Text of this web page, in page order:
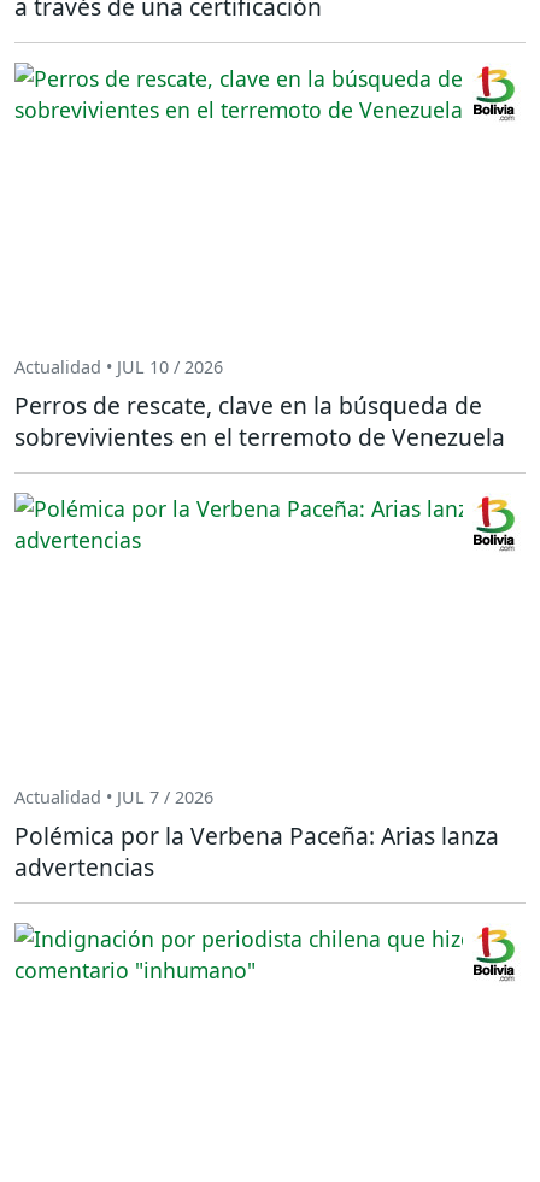
Actualidad • JUL 10 / 2026
Perros de rescate, clave en la búsqueda de
sobrevivientes en el terremoto de Venezuela
Actualidad • JUL 7 / 2026
Polémica por la Verbena Paceña: Arias lanza
advertencias